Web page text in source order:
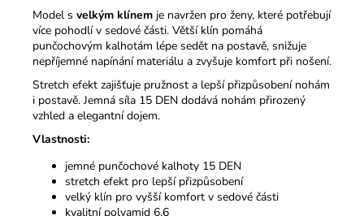
Model s velkým klínem je navržen pro ženy, které potřebují
více pohodlí v sedové části. Větší klín pomáhá
punčochovým kalhotám lépe sedět na postavě, snižuje
nepříjemné napínání materiálu a zvyšuje komfort při nošení.
Stretch efekt zajišťuje pružnost a lepší přizpůsobení nohám
i postavě. Jemná síla 15 DEN dodává nohám přirozený
vzhled a elegantní dojem.
Vlastnosti:
jemné punčochové kalhoty 15 DEN
stretch efekt pro lepší přizpůsobení
velký klín pro vyšší komfort v sedové části
kvalitní polyamid 6.6